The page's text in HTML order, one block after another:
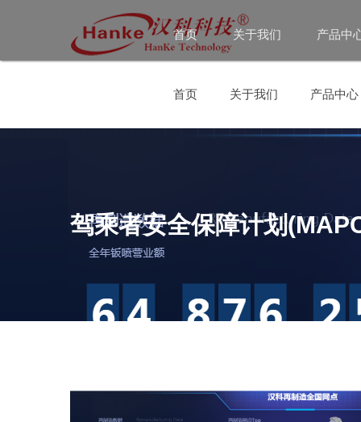
首页 关于我们 产品中
首页 关于我们 产品中心
驾乘者安全保障计划